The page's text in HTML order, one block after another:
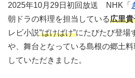
2025年10月29日初回放送 NHK「
朝ドラの料理を担当している広里貴
レビ小説”ばけばけ”にたびたび登場
や、舞台となっている島根の郷土
していただきました。